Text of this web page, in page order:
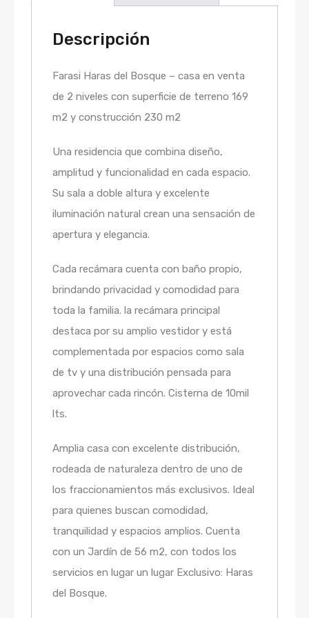
Descripción
Farasi Haras del Bosque – casa en venta
de 2 niveles con superficie de terreno 169
m2 y construcción 230 m2
Una residencia que combina diseño,
amplitud y funcionalidad en cada espacio.
Su sala a doble altura y excelente
iluminación natural crean una sensación de
apertura y elegancia.
Cada recámara cuenta con baño propio,
brindando privacidad y comodidad para
toda la familia. la recámara principal
destaca por su amplio vestidor y está
complementada por espacios como sala
de tv y una distribución pensada para
aprovechar cada rincón. Cisterna de 10mil
lts.
Amplia casa con excelente distribución,
rodeada de naturaleza dentro de uno de
los fraccionamientos más exclusivos. Ideal
para quienes buscan comodidad,
tranquilidad y espacios amplios. Cuenta
con un Jardín de 56 m2, con todos los
servicios en lugar un lugar Exclusivo: Haras
del Bosque.